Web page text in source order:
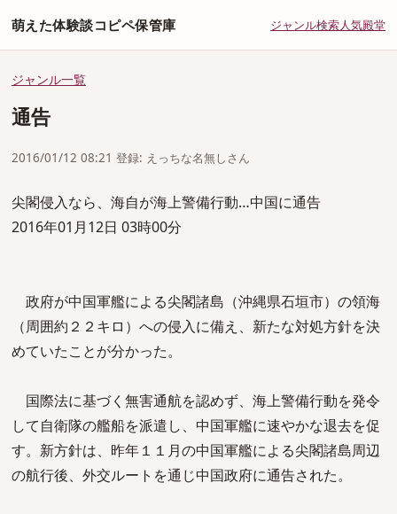
萌えた体験談コピペ保管庫 ジャンル検索人気殿堂
ジャンル一覧
通告
2016/01/12 08:21 登録: えっちな名無しさん
尖閣侵入なら、海自が海上警備行動…中国に通告
2016年01月12日 03時00分
政府が中国軍艦による尖閣諸島（沖縄県石垣市）の領海
（周囲約２２キロ）への侵入に備え、新たな対処方針を決
めていたことが分かった。
国際法に基づく無害通航を認めず、海上警備行動を発令
して自衛隊の艦船を派遣し、中国軍艦に速やかな退去を促
す。新方針は、昨年１１月の中国軍艦による尖閣諸島周辺
の航行後、外交ルートを通じ中国政府に通告された。